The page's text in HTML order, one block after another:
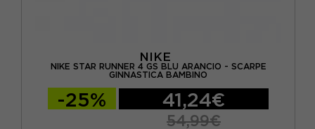
NIKE
NIKE STAR RUNNER 4 GS BLU ARANCIO - SCARPE
GINNASTICA BAMBINO
-25% 41,24€
54,99€